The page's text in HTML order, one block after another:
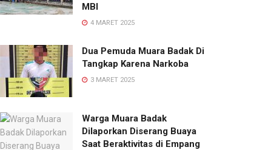
MBI
4 MARET 2025
Dua Pemuda Muara Badak Di
Tangkap Karena Narkoba
3 MARET 2025
Warga Muara Badak
Dilaporkan Diserang Buaya
Saat Beraktivitas di Empang